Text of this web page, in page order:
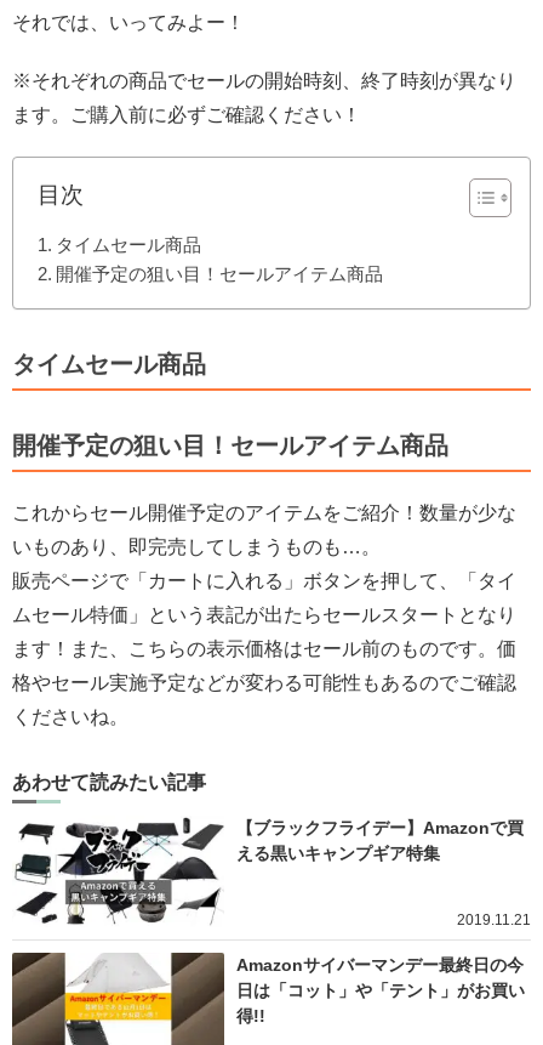
それでは、いってみよー！
※それぞれの商品でセールの開始時刻、終了時刻が異なり
ます。ご購入前に必ずご確認ください！
目次
タイムセール商品
開催予定の狙い目！セールアイテム商品
タイムセール商品
開催予定の狙い目！セールアイテム商品
これからセール開催予定のアイテムをご紹介！数量が少な
いものあり、即完売してしまうものも…。
販売ページで「カートに入れる」ボタンを押して、「タイ
ムセール特価」という表記が出たらセールスタートとなり
ます！また、こちらの表示価格はセール前のものです。価
格やセール実施予定などが変わる可能性もあるのでご確認
くださいね。
あわせて読みたい記事
【ブラックフライデー】Amazonで買
える黒いキャンプギア特集
2019.11.21
Amazonサイバーマンデー最終日の今
日は「コット」や「テント」がお買い
得!!